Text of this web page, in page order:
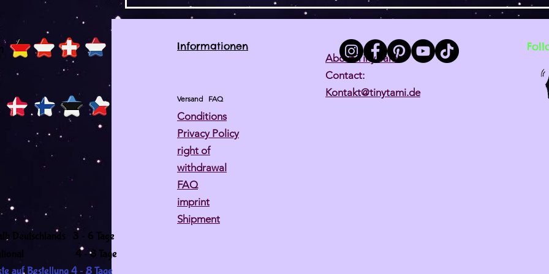
Deutschlands 3 - 6 Tage
4- 8 Tage
Informationen
Versand FAQ
Conditions
Privacy Policy
right of
withdrawal
FAQ
imprint
Shipment
auf Bestellung 4 - 8 Tage
About Tiny Tami
Contact:
Kontakt@tinytami.de